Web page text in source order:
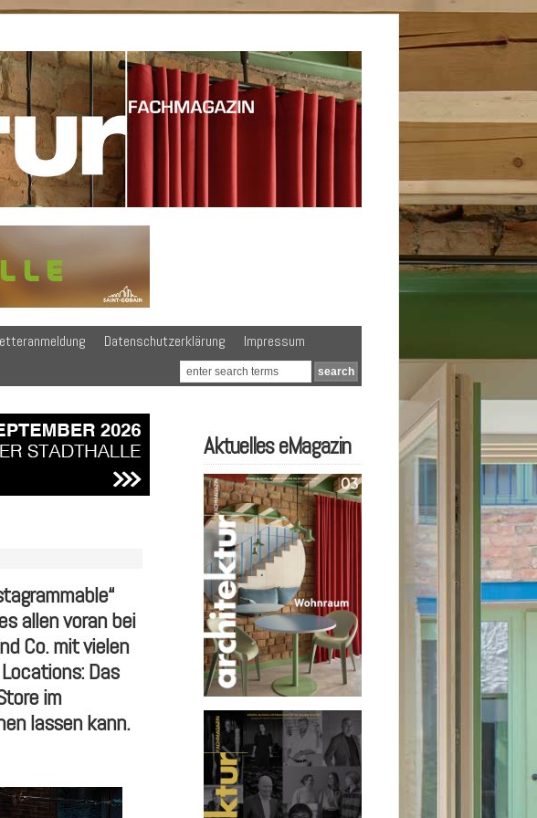
Datenschutzerklärung Impressum
allen voran bei
Co. mit vielen
Das
im
lassen kann.
Aktuelles eMagazin